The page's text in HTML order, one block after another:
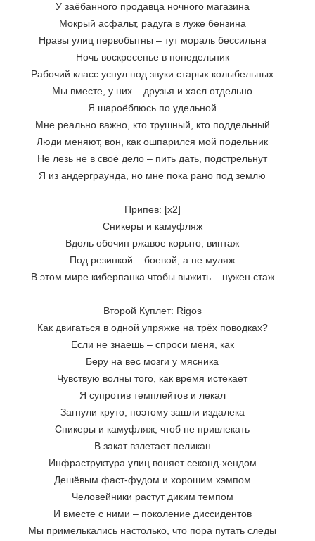
У заёбанного продавца ночного магазина
Мокрый асфальт, радуга в луже бензина
Нравы улиц первобытны – тут мораль бессильна
Ночь воскресенье в понедельник
Рабочий класс уснул под звуки старых колыбельных
Мы вместе, у них – друзья и хасл отдельно
Я шароёблюсь по удельной
Мне реально важно, кто трушный, кто поддельный
Люди меняют, вон, как ошпарился мой подельник
Не лезь не в своё дело – пить дать, подстрельнут
Я из андерграунда, но мне пока рано под землю
Припев: [x2]
Сникеры и камуфляж
Вдоль обочин ржавое корыто, винтаж
Под резинкой – боевой, а не муляж
В этом мире киберпанка чтобы выжить – нужен стаж
Второй Куплет: Rigos
Как двигаться в одной упряжке на трёх поводках?
Если не знаешь – спроси меня, как
Беру на вес мозги у мясника
Чувствую волны того, как время истекает
Я супротив темплейтов и лекал
Загнули круто, поэтому зашли издалека
Сникеры и камуфляж, чтоб не привлекать
В закат взлетает пеликан
Инфраструктура улиц воняет секонд-хендом
Дешёвым фаст-фудом и хорошим хэмпом
Человейники растут диким темпом
И вместе с ними – поколение диссидентов
Мы примелькались настолько, что пора путать следы